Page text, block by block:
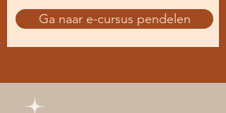
Ga naar e-cursus pendelen